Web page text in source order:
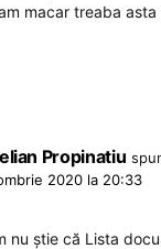
macar treaba
Propinatiu
2020 la 20:33
nu ştie că Lista